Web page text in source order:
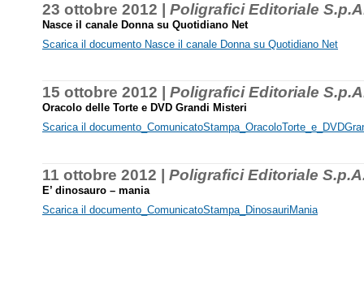
23 ottobre 2012 | Poligrafici Editoriale
Nasce il canale Donna su Quotidiano Net
Scarica il documento Nasce il canale Donna su Quotidiano Net
15 ottobre 2012 | Poligrafici Editoriale
Oracolo delle Torte e DVD Grandi Misteri
Scarica il
11 ottobre 2012 | Poligrafici Editoriale
E’ dinosauro – mania
Scarica il documento_ComunicatoStampa_DinosauriMania